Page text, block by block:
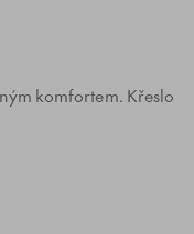
komfortem. Křeslo